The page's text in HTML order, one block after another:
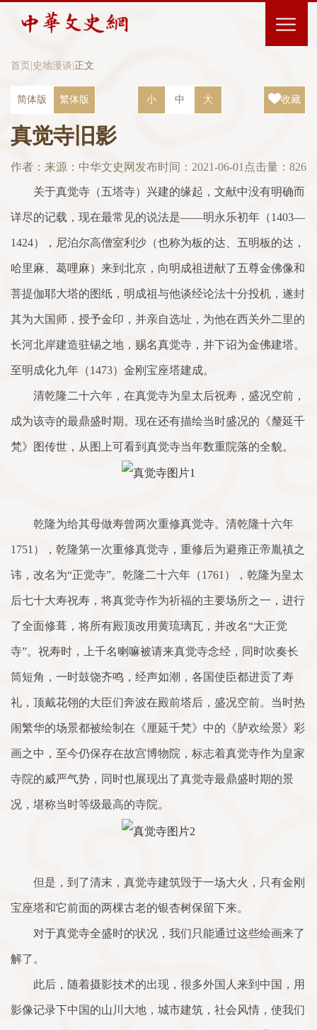
首页 史地漫谈 正文
简体版 繁体版 小 中 大 收藏
真觉寺旧影
作者： 来源：中华文史网 发布时间：2021-06-01 点击量： 826
关于真觉寺（五塔寺）兴建的缘起，文献中没有明确而
详尽的记载，现在最常见的说法是——明永乐初年（1403—
1424），尼泊尔高僧室利沙（也称为板的达、五明板的达，
哈里麻、葛哩麻）来到北京，向明成祖进献了五尊金佛像和
菩提伽耶大塔的图纸，明成祖与他谈经论法十分投机，遂封
其为大国师，授予金印，并亲自选址，为他在西关外二里的
长河北岸建造驻锡之地，赐名真觉寺，并下诏为金佛建塔。
至明成化九年（1473）金刚宝座塔建成。
清乾隆二十六年，在真觉寺为皇太后祝寿，盛况空前，
成为该寺的最鼎盛时期。现在还有描绘当时盛况的《釐延千
梵》图传世，从图上可看到真觉寺当年数重院落的全貌。
乾隆为给其母做寿曾两次重修真觉寺。清乾隆十六年
1751），乾隆第一次重修真觉寺，重修后为避雍正帝胤禛之
讳，改名为“正觉寺”。乾隆二十六年（1761），乾隆为皇太
后七十大寿祝寿，将真觉寺作为祈福的主要场所之一，进行
了全面修葺，将所有殿顶改用黄琉璃瓦，并改名“大正觉
寺”。祝寿时，上千名喇嘛被请来真觉寺念经，同时吹奏长
筒短角，一时鼓饶齐鸣，经声如潮，各国使臣都进贡了寿
礼，顶戴花翎的大臣们奔波在殿前塔后，盛况空前。当时热
闹繁华的场景都被绘制在《厘延千梵》中的《胪欢绘景》彩
画之中，至今仍保存在故宫博物院，标志着真觉寺作为皇家
寺院的威严气势，同时也展现出了真觉寺最鼎盛时期的景
况，堪称当时等级最高的寺院。
但是，到了清末，真觉寺建筑毁于一场大火，只有金刚
宝座塔和它前面的两棵古老的银杏树保留下来。
对于真觉寺全盛时的状况，我们只能通过这些绘画来了
解了。
此后，随着摄影技术的出现，很多外国人来到中国，用
影像记录下中国的山川大地，城市建筑，社会风情，使我们